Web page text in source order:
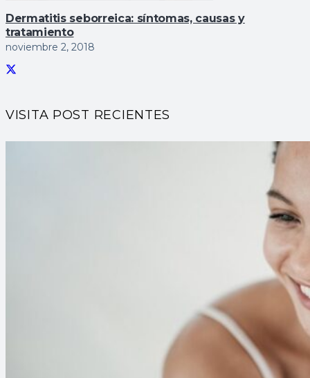
Dermatitis seborreica: sí­ntomas, causas y
tratamiento
noviembre 2, 2018
VISITA POST RECIENTES